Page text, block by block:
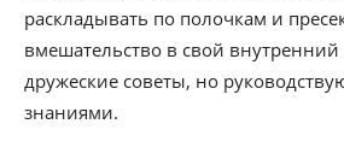
раскладывать по полочкам и
вмешательство в свой внутренний
дружеские советы, но
знаниями.